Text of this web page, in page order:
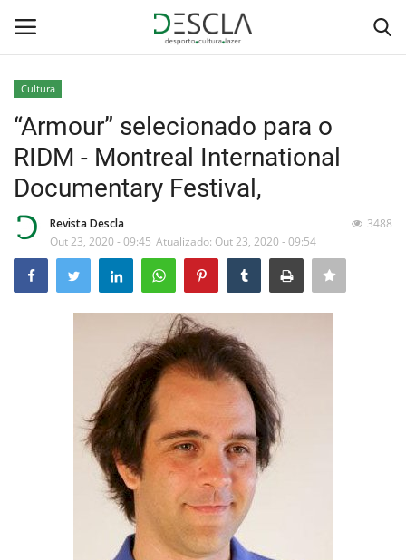
Home
Desporto
Estatuto Editorial
Cultura
“Armour” selecionado para o
RIDM - Montreal International
Documentary Festival,
Revista Descla
Out 23, 2020 - 09:45 Atualizado: Out 23, 2020 - 09:54
3488